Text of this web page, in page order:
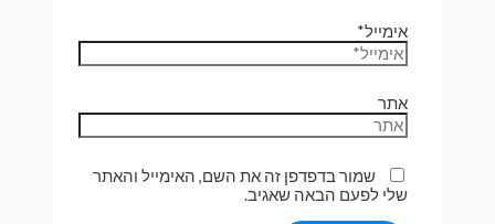
אימייל*
אתר
שמור בדפדפן זה את השם, האימייל והאתר
שלי לפעם הבאה שאגיב.